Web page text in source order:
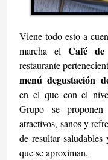
Viene todo esto a
marcha el Café de
restaurante
menú degustación
en el que con el
Grupo se
atractivos, sanos y
de resultar
que se aproximan.